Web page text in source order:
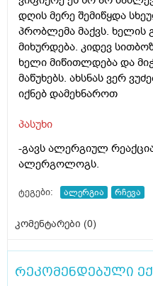
დღის მერე შემიწყდა
პრობლემა მაქვს. ხელის
მიხურდება. კიდევ
ხელი მიწითლდება და
მაწუხებს. ახსნას ვერ
იქნებ დამეხნაროთ
პასუხი
-გავს ალერგიულ
ალერგოლოგს.
ტეგები: ალერგია რჩევა
კომენტარები (0)
რეკომენდებული